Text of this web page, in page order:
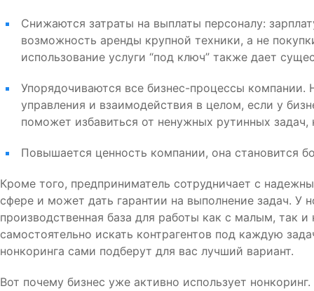
Снижаются затраты на выплаты персоналу:
возможность аренды крупной техники, а не
использование услуги “под ключ” также дает
Упорядочиваются все бизнес-процессы
управления и взаимодействия в целом, если у
поможет избавиться от ненужных рутинных
Повышается ценность компании, она становится
Кроме того, предприниматель сотрудничает с
сфере и может дать гарантии на выполнение задач. У
производственная база для работы как с малым, так
самостоятельно искать контрагентов под каждую
нонкоринга сами подберут для вас лучший вариант.
Вот почему бизнес уже активно использует